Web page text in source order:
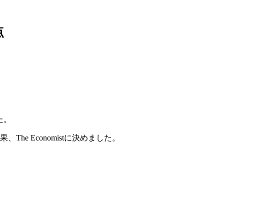
、The Economistに決めました。